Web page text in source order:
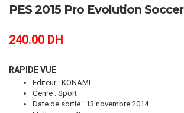
PES 2015 Pro Evolution Soccer
240.00 DH
RAPIDE VUE
Editeur : KONAMI
Genre : Sport
Date de sortie : 13 novembre 2014